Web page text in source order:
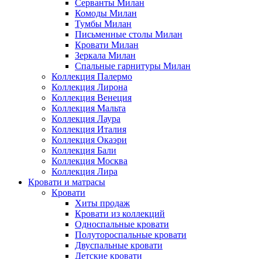
Серванты Милан
Комоды Милан
Тумбы Милан
Письменные столы Милан
Кровати Милан
Зеркала Милан
Спальные гарнитуры Милан
Коллекция Палермо
Коллекция Лирона
Коллекция Венеция
Коллекция Мальта
Коллекция Лаура
Коллекция Италия
Коллекция Окаэри
Коллекция Бали
Коллекция Москва
Коллекция Лира
Кровати и матрасы
Кровати
Хиты продаж
Кровати из коллекций
Односпальные кровати
Полутороспальные кровати
Двуспальные кровати
Детские кровати